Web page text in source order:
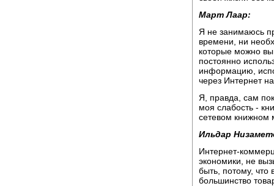
Март Лаар:
Я не занимаюсь
времени, ни
которые можно
постоянно
информацию,
через Интернет
Я, правда, сам
моя слабость -
сетевом книжном
Ильдар
Интернет-
экономики, не
быть, потому, что
большинство